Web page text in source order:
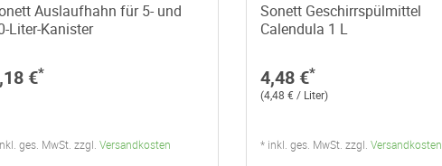
Auslaufhahn für 5- und
Liter-Kanister
€*
ges. MwSt. zzgl. Versandkosten
Sonett Geschirrspülmittel
Calendula 1 L
4,48 €*
(4,48 € / Liter)
* inkl. ges. MwSt. zzgl. Versandkosten